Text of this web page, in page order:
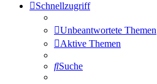
Schnellzugriff
Unbeantwortete Themen
Aktive Themen
Suche